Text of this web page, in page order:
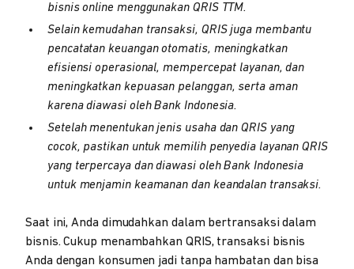
bisnis online menggunakan QRIS TTM.
Selain kemudahan transaksi, QRIS juga membantu
pencatatan keuangan otomatis, meningkatkan
efisiensi operasional, mempercepat layanan, dan
meningkatkan kepuasan pelanggan, serta aman
karena diawasi oleh Bank Indonesia.
Setelah menentukan jenis usaha dan QRIS yang
cocok, pastikan untuk memilih penyedia layanan QRIS
yang terpercaya dan diawasi oleh Bank Indonesia
untuk menjamin keamanan dan keandalan transaksi.
Saat ini, Anda dimudahkan dalam bertransaksi dalam
bisnis. Cukup menambahkan QRIS, transaksi bisnis
Anda dengan konsumen jadi tanpa hambatan dan bisa